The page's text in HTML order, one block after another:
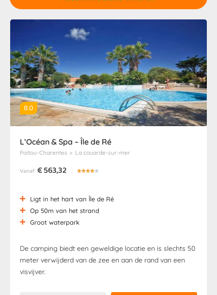
8.0
L’Océan & Spa – Île de Ré
Poitou-Charentes » La couarde-sur-mer
Vanaf €563,32 
Ligt in het hart van Île de Ré
Op 50m van het strand
Groot waterpark
De camping biedt een geweldige locatie en is slechts 50
meter verwijderd van de zee en aan de rand van een
visvijver.